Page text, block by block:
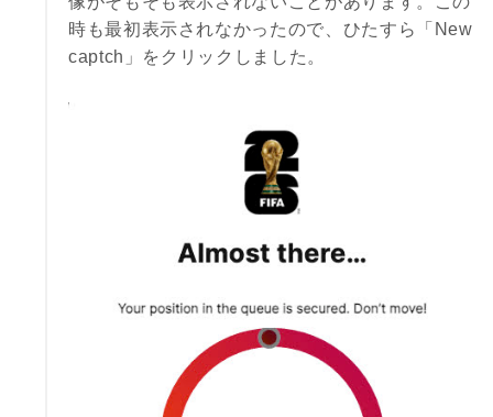
時も最初表示されなかったので、ひたすら「New
captch」をクリックしました。